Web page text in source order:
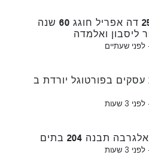
גשר 25 דה אפריל חוגג 60 שנה
ליסבון ואלמדה
לפני שעתיים
עסקים בפורטוגל יורדת ב
לפני 3 שעות
תבנה 204 בתים
לפני 3 שעות